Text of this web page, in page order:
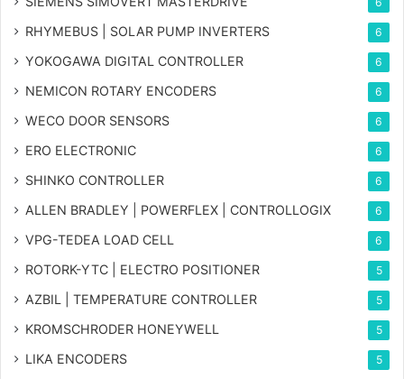
RHYMEBUS | SOLAR PUMP INVERTERS 6
YOKOGAWA DIGITAL CONTROLLER 6
NEMICON ROTARY ENCODERS 6
WECO DOOR SENSORS 6
ERO ELECTRONIC 6
SHINKO CONTROLLER 6
ALLEN BRADLEY | POWERFLEX | CONTROLLOGIX 6
VPG-TEDEA LOAD CELL 6
ROTORK-YTC | ELECTRO POSITIONER 5
AZBIL | TEMPERATURE CONTROLLER 5
KROMSCHRODER HONEYWELL 5
LIKA ENCODERS 5